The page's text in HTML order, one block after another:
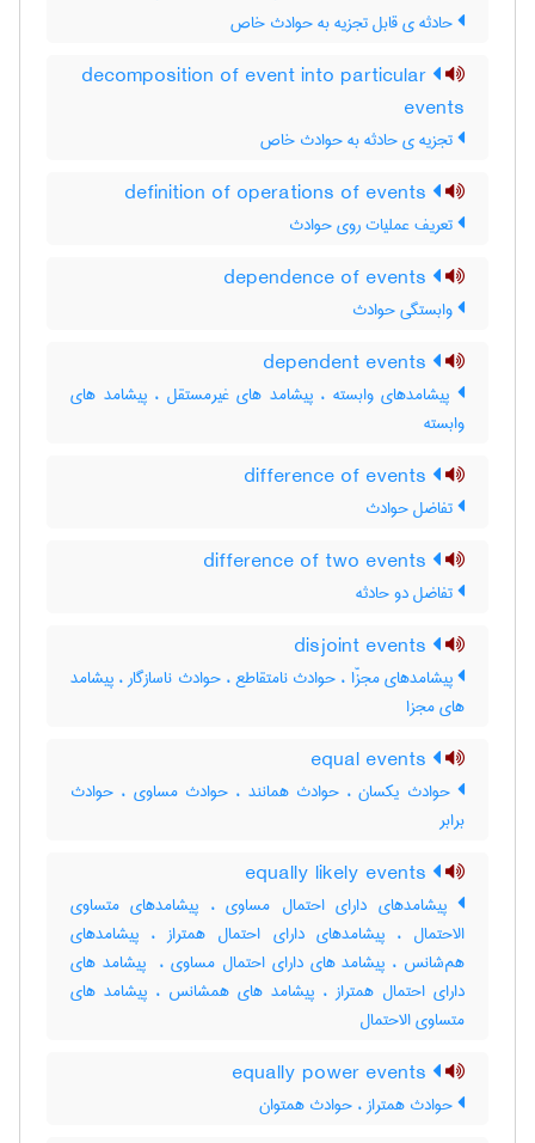
حادثه ی قابل تجزیه به حوادث خاص
decomposition of event into particular
events
تجزیه ی حادثه به حوادث خاص
تعریف عملیات روی حوادث
وابستگی حوادث
پیشامدهای وابسته ، پیشامد های غیرمستقل ، پیشامد های
وابسته
تفاضل حوادث
تفاضل دو حادثه
پیشامدهای مجزّا ، حوادث نامتقاطع ، حوادث ناسازگار ، پیشامد
های مجزا
حوادث یکسان ، حوادث همانند ، حوادث مساوی ، حوادث
برابر
پیشامدهای دارای احتمال مساوی ، پیشامدهای متساوی
الاحتمال ، پیشامدهای دارای احتمال همتراز ، پیشامدهای
هم‌شانس ، پیشامد های دارای احتمال مساوی ، ‌ پیشامد های
دارای احتمال همتراز ، پیشامد های همشانس ، پیشامد های
متساوی الاحتمال
حوادث همتراز ، حوادث همتوان